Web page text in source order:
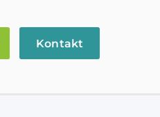
Kontakt